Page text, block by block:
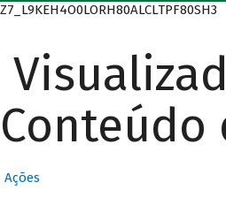
Z7_L9KEH4O0LORH80ALCLTPF80SH3
Conteúdo
Ações